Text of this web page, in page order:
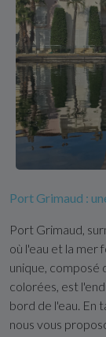
Port Grimaud :
Port Grimaud,
où l'eau et la mer
unique, composé
colorées, est
bord de l'eau. En
nous vous